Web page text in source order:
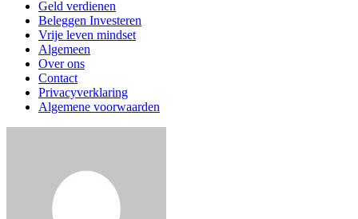
Geld verdienen
Beleggen Investeren
Vrije leven mindset
Algemeen
Over ons
Contact
Privacyverklaring
Algemene voorwaarden